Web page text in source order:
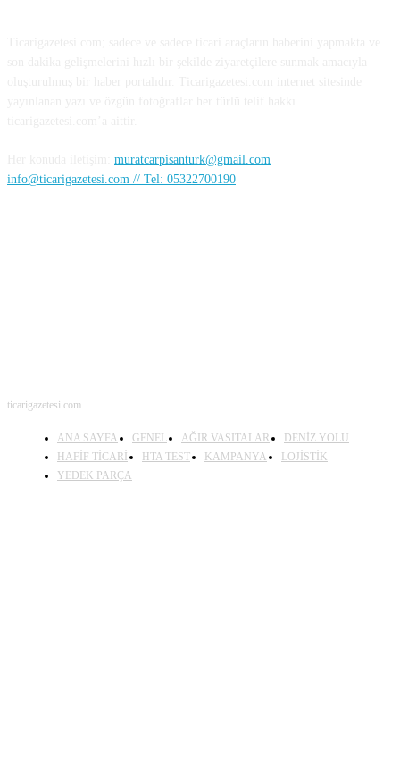
muratcarpisanturk@gmail.com
info@ticarigazetesi.com // Tel: 05322700190
ticarigazetesi.com
ANA SAYFA GENEL AĞIR VASITALAR
DENİZ YOLU
HAFİF TİCARİ
HTA TEST KAMPANYA
LOJİSTİK
YEDEK PARÇA